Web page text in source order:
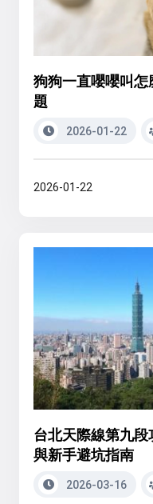
狗狗一直嚶嚶叫
題
2026-01-22
2026-01-22
台北天際線第九
與新手避坑指南
2026-03-16